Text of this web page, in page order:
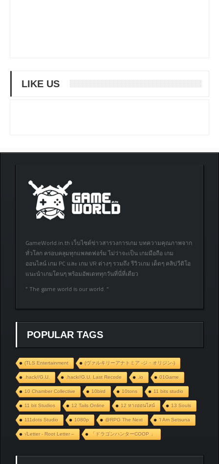
LIKE US
GameWorld.in.th เว็บไซต์ข่าวสารวงการเกม บทความคุณภาพจาก
ทั่วโลก ครอบคลุมทุกแพลตฟอร์ม ไม่ว่าจะเป็น เกมมือถือ เกม
ออนไลน์ เกม PC และ เกม VR ต่างๆ รวมถึง รีวิวเกม เด็ดๆ คลิปวีดิโอ
แนะนำเกมโดนๆ พร้อมอัพเดททุกวันที่นี่ที่เดียว
” The game world is our world. “
POPULAR TAGS
(TLS Entertainment (ヴァルキリーアナトミア ‐ジ・オリジン‐)
.hack//G.U. .hack//G.U. Last Recode .io 01Game
10 Chamber Collective 10bird 10tons 11 bits studio
11 bit Studios 12 Tails Online 12 หางออนไลน์ 13 Souls
111dots Studio 1080p @RPG The Next ‘I Am Setsuna
√Letter - Root Letter – 「ドラゴンハンターCOOP 」